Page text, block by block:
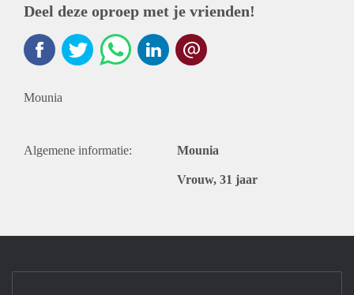
Deel deze oproep met je vrienden!
Mounia
Algemene informatie: Mounia
Vrouw, 31 jaar